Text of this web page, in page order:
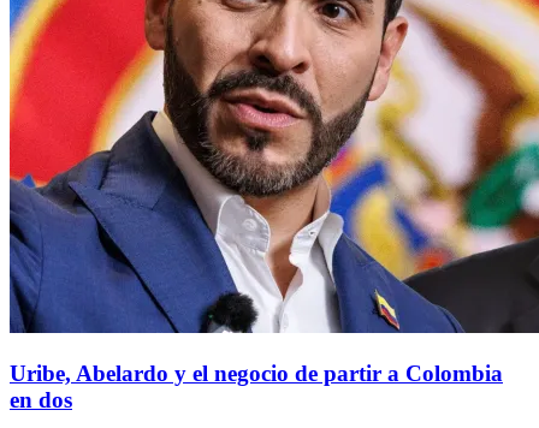
Uribe, Abelardo y el negocio de partir a Colombia
en dos